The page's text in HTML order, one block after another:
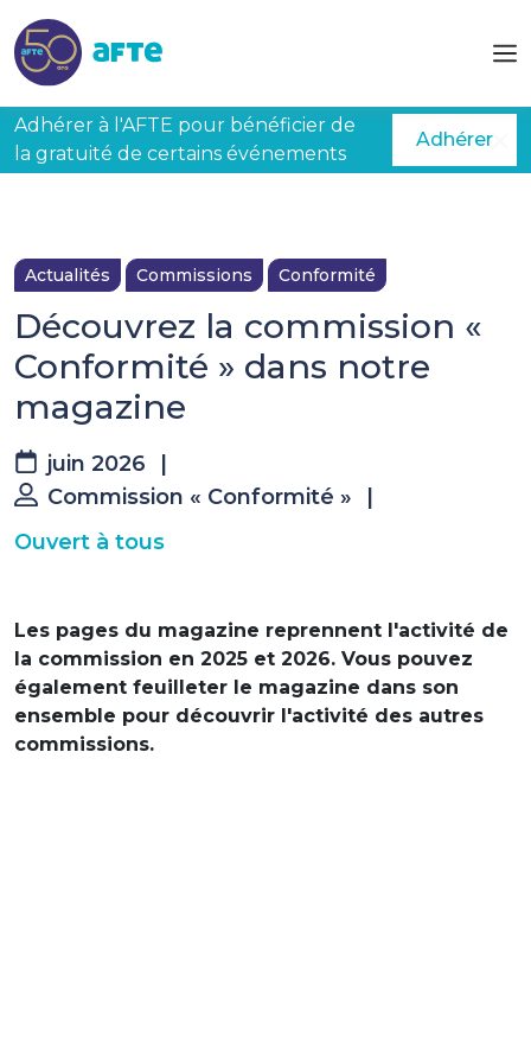
Adhérer à l'AFTE pour bénéficier de
la gratuité de certains événements
Adhérer
Actualités Commissions Conformité
Découvrez la commission «
Conformité » dans notre
magazine
juin 2026
Commission « Conformité »
Ouvert à tous
Les pages du magazine reprennent l'activité de
la commission en 2025 et 2026. Vous pouvez
également feuilleter le magazine dans son
ensemble pour découvrir l'activité des autres
commissions.